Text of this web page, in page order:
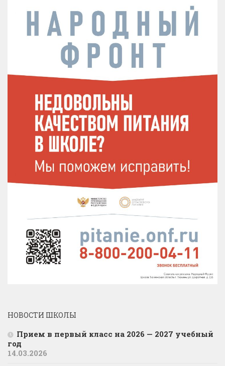
НОВОСТИ ШКОЛЫ
Прием в первый класс на 2026 — 2027 учебный
год
14.03.2026